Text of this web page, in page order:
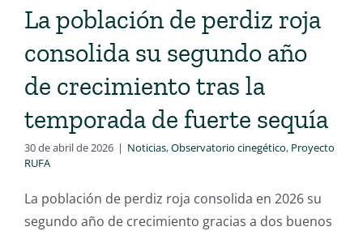
La población de perdiz roja
consolida su segundo año
de crecimiento tras la
temporada de fuerte sequía
30 de abril de 2026 | Noticias,Observatorio cinegético, Proyecto
RUFA
La población de perdiz roja consolida en 2026 su
segundo año de crecimiento gracias a dos buenos